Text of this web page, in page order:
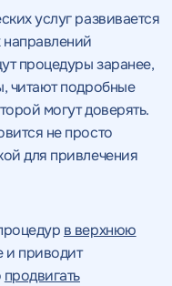
услуг развивается
процедуры заранее,
читают подробные
могут доверять.
не просто
для привлечения
в верхнюю
и приводит
продвигать